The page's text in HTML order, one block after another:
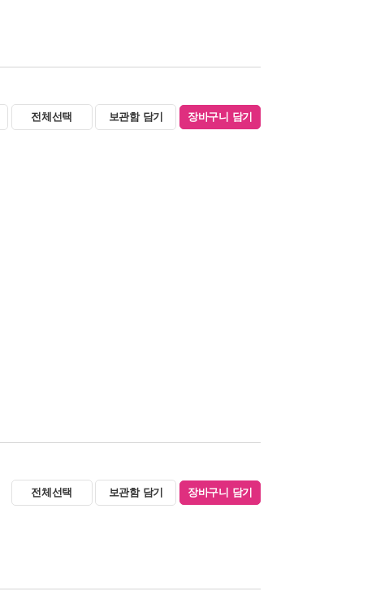
전체선택 보관함 담기 장바구니 담기
전체선택 보관함 담기 장바구니 담기